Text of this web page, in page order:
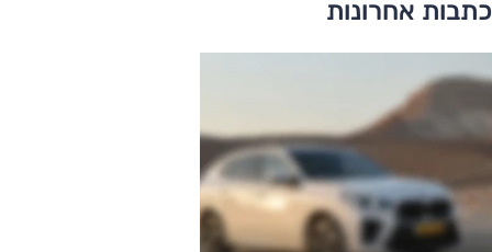
כתבות אחרונות